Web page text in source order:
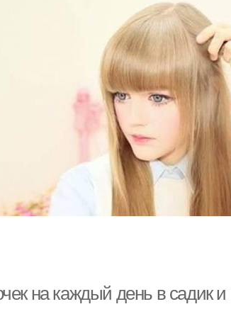
на каждый день в садик